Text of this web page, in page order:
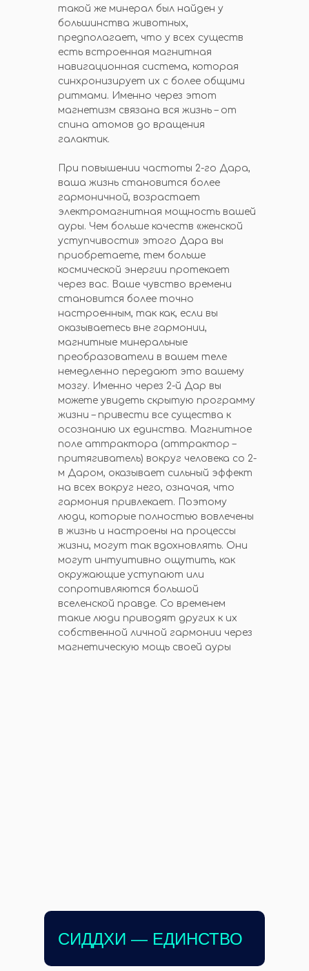
такой же минерал был найден у
большинства животных,
предполагает, что у всех существ
есть встроенная магнитная
навигационная система, которая
синхронизирует их с более общими
ритмами. Именно через этот
магнетизм связана вся жизнь – от
спина атомов до вращения
галактик.
При повышении частоты 2-го Дара,
ваша жизнь становится более
гармоничной, возрастает
электромагнитная мощность вашей
ауры. Чем больше качеств «женской
уступчивости» этого Дара вы
приобретаете, тем больше
космической энергии протекает
через вас. Ваше чувство времени
становится более точно
настроенным, так как, если вы
оказываетесь вне гармонии,
магнитные минеральные
преобразователи в вашем теле
немедленно передают это вашему
мозгу. Именно через 2-й Дар вы
можете увидеть скрытую программу
жизни – привести все существа к
осознанию их единства. Магнитное
поле аттрактора (аттрактор –
притягиватель) вокруг человека со 2-
м Даром, оказывает сильный эффект
на всех вокруг него, означая, что
гармония привлекает. Поэтому
люди, которые полностью вовлечены
в жизнь и настроены на процессы
жизни, могут так вдохновлять. Они
могут интуитивно ощутить, как
окружающие уступают или
сопротивляются большой
вселенской правде. Со временем
такие люди приводят других к их
собственной личной гармонии через
магнетическую мощь своей ауры
СИДДХИ — ЕДИНСТВО